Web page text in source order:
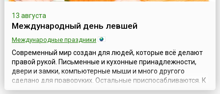
13 августа
Международный день левшей
Международные праздники
Современный мир создан для людей, которые всё делают
правой рукой. Письменные и кухонные принадлежности,
двери и замки, компьютерные мыши и много другого
сделано для праворуких. Остальные приспосабливаются. К
счастью, леворуких школьников уже не заставляют писать